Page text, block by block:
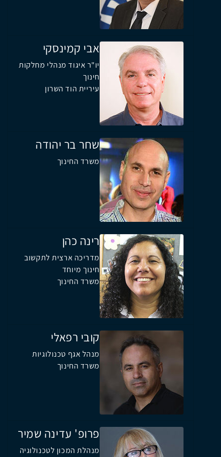
אבי קמינסקי
יו"ר איגוד מנהלי מחלקות
חינוך
עיריית הוד השרון
שחר בר יהודה
משרד החינוך
רינה כהן
מדריכה ארצית לתקשוב
חינוך מיוחד
משרד החינוך
קובי רפאלי
מנהל אגף טכנולוגיות
משרד החינוך
פרופ' עדינה שמיר
מנהלת המכון לטכנולוגיה